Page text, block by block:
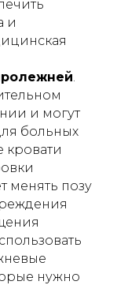
и
.
и могут
больных
кровати
менять позу
нужно